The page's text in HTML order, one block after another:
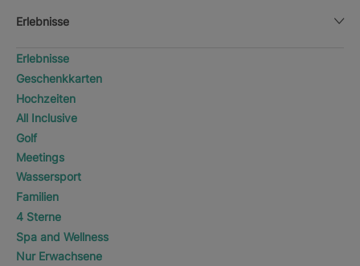
Erlebnisse
Erlebnisse
Geschenkkarten
Hochzeiten
All Inclusive
Golf
Meetings
Wassersport
Familien
4 Sterne
Spa and Wellness
Nur Erwachsene